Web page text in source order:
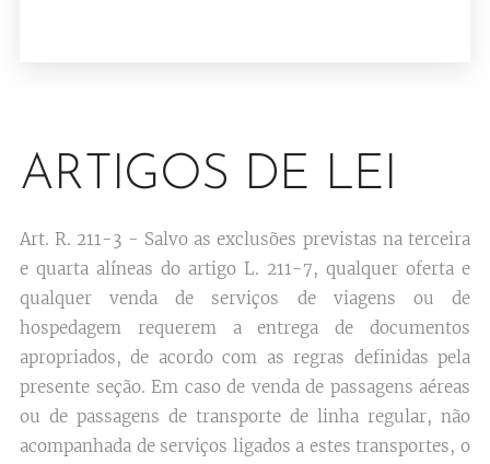
ARTIGOS DE LEI
Art. R. 211-3 - Salvo as exclusões previstas na terceira
e quarta alíneas do artigo L. 211-7, qualquer oferta e
qualquer venda de serviços de viagens ou de
hospedagem requerem a entrega de documentos
apropriados, de acordo com as regras definidas pela
presente seção. Em caso de venda de passagens aéreas
ou de passagens de transporte de linha regular, não
acompanhada de serviços ligados a estes transportes, o